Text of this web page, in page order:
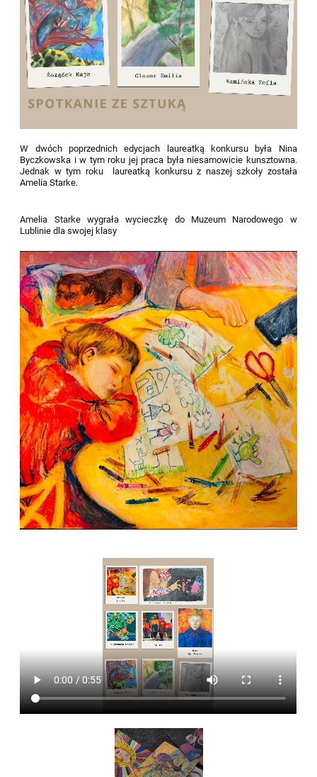
W dwóch poprzednich edycjach laureatką konkursu była Nina
Byczkowska i w tym roku jej praca była niesamowicie kunsztowna.
Jednak w tym roku laureatką konkursu z naszej szkoły została
Amelia Starke.
Amelia Starke wygrała wycieczkę do Muzeum Narodowego w
Lublinie dla swojej klasy